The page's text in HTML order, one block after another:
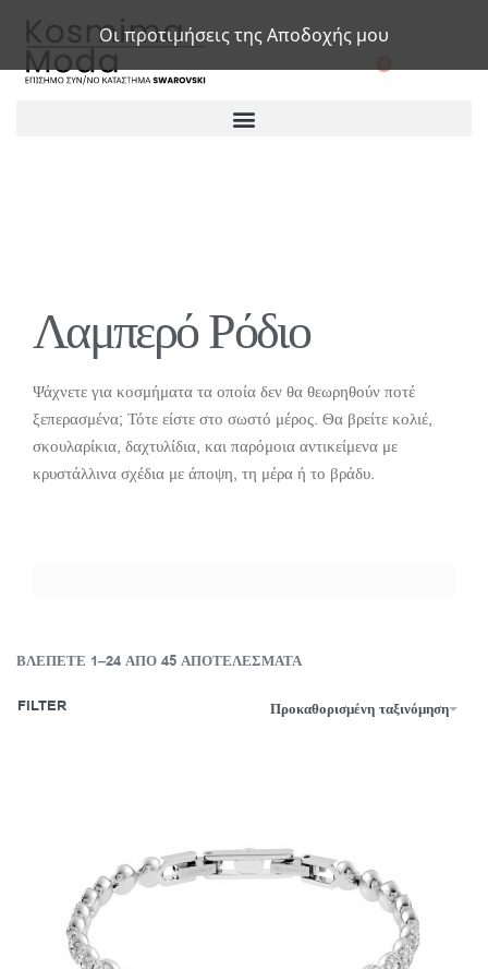
Λαμπερό Ρόδιο
Ψάχνετε για κοσμήματα τα οποία δεν θα θεωρηθούν ποτέ
ξεπερασμένα; Τότε είστε στο σωστό μέρος. Θα βρείτε κολιέ,
σκουλαρίκια, δαχτυλίδια, και παρόμοια αντικείμενα με
κρυστάλλινα σχέδια με άποψη, τη μέρα ή το βράδυ.
ΒΛΈΠΕΤΕ 1–24 ΑΠΌ 45 ΑΠΟΤΕΛΈΣΜΑΤΑ
Προκαθορισμένη ταξινόμηση
FILTER
Οι προτιμήσεις της Αποδοχής μου